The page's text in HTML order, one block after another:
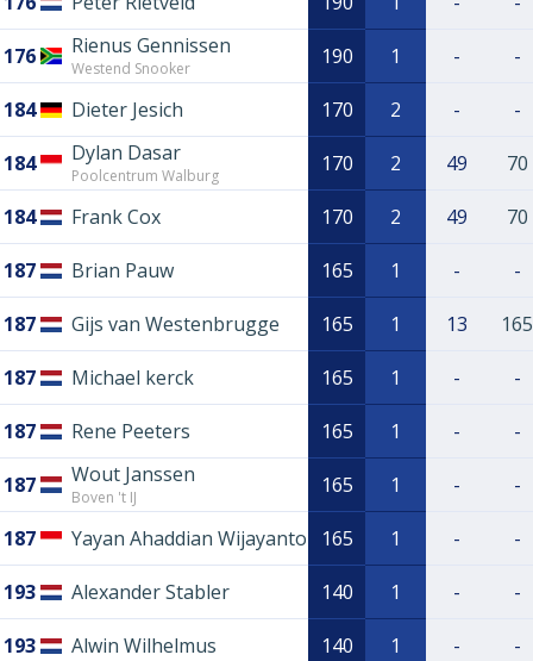
176 Rienus Gennissen
Westend Snooker 190 1 - -
184 Dieter Jesich 170 2 - -
184 Dylan Dasar
Poolcentrum Walburg 170 2 49 70
184 Frank Cox 170 2 49 70
187 Brian Pauw 165 1 - -
187 Gijs van Westenbrugge 165 1 13 165
187 Michael kerck 165 1 - -
187 Rene Peeters 165 1 - -
187 Wout Janssen
Boven 't IJ 165 1 - -
187 Yayan Ahaddian Wijayanto 165 1 - -
193 Alexander Stabler 140 1 - -
193 Alwin Wilhelmus 140 1 - -